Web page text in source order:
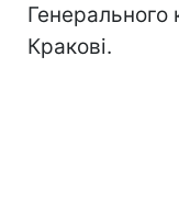
Генерального
Кракові.